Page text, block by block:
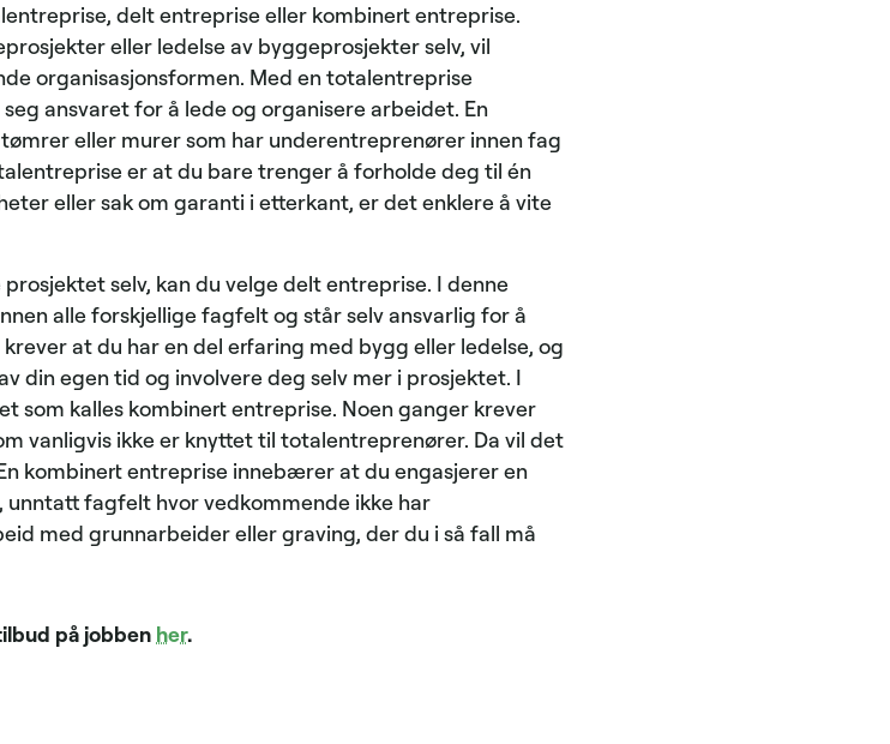
delt entreprise eller kombinert entreprise.
eller ledelse av byggeprosjekter selv, vil
organisasjonsformen. Med en totalentreprise
ansvaret for å lede og organisere arbeidet. En
eller murer som har underentreprenører innen fag
er at du bare trenger å forholde deg til én
eller sak om garanti i etterkant, er det enklere å vite
selv, kan du velge delt entreprise. I denne
alle forskjellige fagfelt og står selv ansvarlig for å
at du har en del erfaring med bygg eller ledelse, og
din egen tid og involvere deg selv mer i prosjektet. I
som kalles kombinert entreprise. Noen ganger krever
vanligvis ikke er knyttet til totalentreprenører. Da vil det
kombinert entreprise innebærer at du engasjerer en
fagfelt hvor vedkommende ikke har
med grunnarbeider eller graving, der du i så fall må
på jobben her.